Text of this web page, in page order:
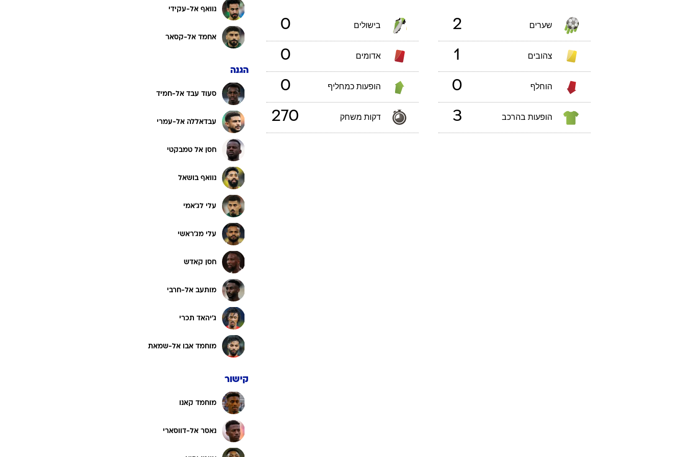
ענפים נוספים
לוח שידורים
החידה של ספורט1
ארכיון מדורים
רץ על הקווים
לונדון 2012
רוגבי וקריקט
ביליארד
שערים 2 בישולים 0
צהובים 1 אדומים 0
הוחלף 0 הופעות כמחליף 0
הופעות בהרכב 3 דקות משחק 270
נוואף אל-עקידי
אחמד אל-קסאר
הגנה
סעוד עבד אל-חמיד
עבדאללה אל-עמרי
חסן אל טמבקטי
נוואף בושאל
עלי לג'אמי
עלי מג'ראשי
חסן קאדש
מותעב אל-חרבי
ג'יהאד תכרי
מוחמד אבו אל-שמאת
קישור
מוחמד קאנו
נאסר אל-דווסארי